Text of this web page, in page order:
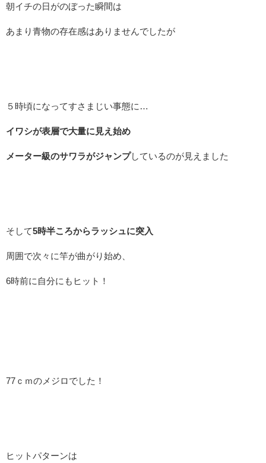
朝イチの日がのぼった瞬間は
あまり青物の存在感はありませんでしたが
５時頃になってすさまじい事態に…
イワシが表層で大量に見え始め
メーター級のサワラがジャンプしているのが見えました
そして5時半ころからラッシュに突入
周囲で次々に竿が曲がり始め、
6時前に自分にもヒット！
77ｃｍのメジロでした！
ヒットパターンは